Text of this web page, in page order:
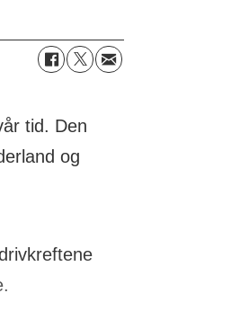
tid. Den
og